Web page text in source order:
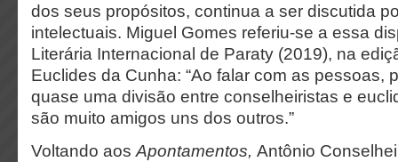
dos seus propósitos, continua a ser discutida
intelectuais. Miguel Gomes referiu-se a essa
Literária Internacional de Paraty (2019), na
Euclides da Cunha: “Ao falar com as pessoas,
quase uma divisão entre conselheiristas e
são muito amigos uns dos outros.”
Voltando aos Apontamentos, Antônio